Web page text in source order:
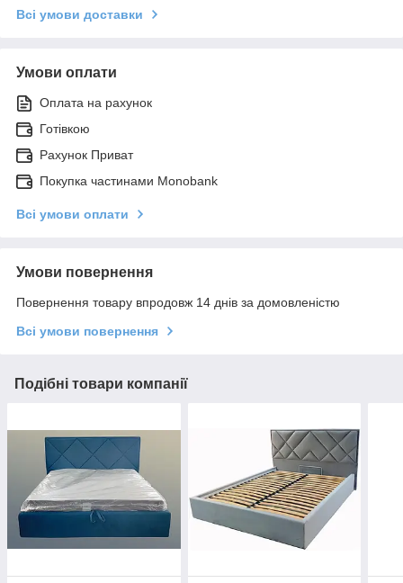
Всі умови доставки
Умови оплати
Оплата на рахунок
Готівкою
Рахунок Приват
Покупка частинами Monobank
Всі умови оплати
Умови повернення
Повернення товару впродовж 14 днів за домовленістю
Всі умови повернення
Подібні товари компанії